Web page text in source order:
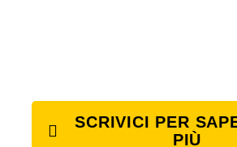
SCRIVICI PER
PIÙ